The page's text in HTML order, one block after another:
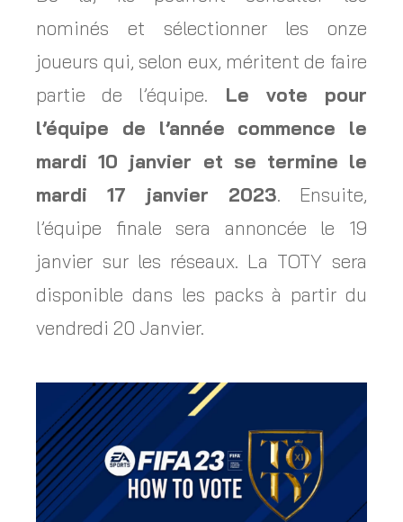
nominés et sélectionner les onze
joueurs qui, selon eux, méritent de faire
partie de l’équipe. Le vote pour
l’équipe de l’année commence le
mardi 10 janvier et se termine le
mardi 17 janvier 2023. Ensuite,
l’équipe finale sera annoncée le 19
janvier sur les réseaux. La TOTY sera
disponible dans les packs à partir du
vendredi 20 Janvier.